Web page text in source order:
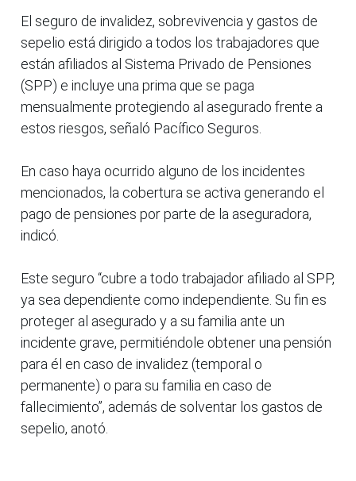
El seguro de invalidez, sobrevivencia y gastos de
sepelio está dirigido a todos los trabajadores que
están afiliados al Sistema Privado de Pensiones
(SPP) e incluye una prima que se paga
mensualmente protegiendo al asegurado frente a
estos riesgos, señaló Pacífico Seguros.
En caso haya ocurrido alguno de los incidentes
mencionados, la cobertura se activa generando el
pago de pensiones por parte de la aseguradora,
indicó.
Este seguro “cubre a todo trabajador afiliado al SPP,
ya sea dependiente como independiente. Su fin es
proteger al asegurado y a su familia ante un
incidente grave, permitiéndole obtener una pensión
para él en caso de invalidez (temporal o
permanente) o para su familia en caso de
fallecimiento”, además de solventar los gastos de
sepelio, anotó.